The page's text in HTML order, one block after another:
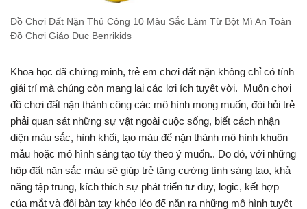
Đồ Chơi Đất Nặn Thủ Công 10 Màu Sắc Làm Từ Bột Mì An Toàn
Đồ Chơi Giáo Dục Benrikids
Khoa học đã chứng minh, trẻ em chơi đất nặn không chỉ có tính
giải trí mà chúng còn mang lại các lợi ích tuyệt vời. Muốn chơi
đồ chơi đất nặn thành công các mô hình mong muốn, đòi hỏi trẻ
phải quan sát những sự vật ngoài cuộc sống, biết cách nhận
diện màu sắc, hình khối, tạo màu để nặn thành mô hình khuôn
mẫu hoặc mô hình sáng tạo tùy theo ý muốn.. Do đó, với những
hộp đất nặn sắc màu sẽ giúp trẻ tăng cường tính sáng tạo, khả
năng tập trung, kích thích sự phát triển tư duy, logic, kết hợp
của mắt và đôi bàn tay khéo léo để nặn ra những mô hình tuyệt